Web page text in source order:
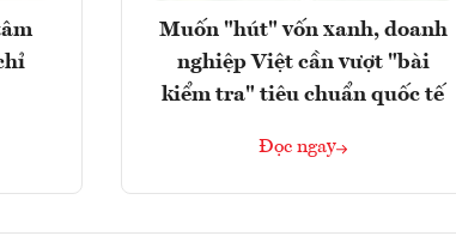
Muốn "hút" vốn xanh, doanh
nghiệp Việt cần vượt "bài
kiểm tra" tiêu chuẩn quốc tế
Đọc ngay